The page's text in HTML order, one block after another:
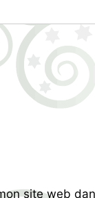
site web